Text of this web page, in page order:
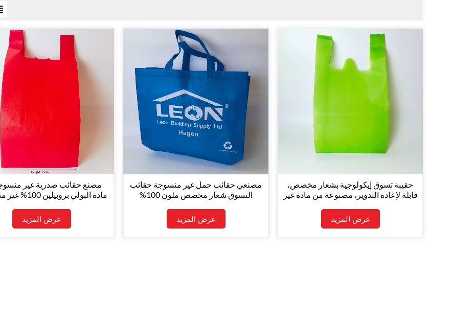
مصنع حقائب صدرية غير
مادة البولي
عرض المزيد
مصنعي حقائب حمل غير منسوجة حقائب
التسوق شعار مخصص ملون 100%
عرض المزيد
حقيبة تسوق إيكولوجية بشعار مخصص،
قابلة لإعادة التدوير، مصنوعة من مادة غير
والبقالة
عرض المزيد